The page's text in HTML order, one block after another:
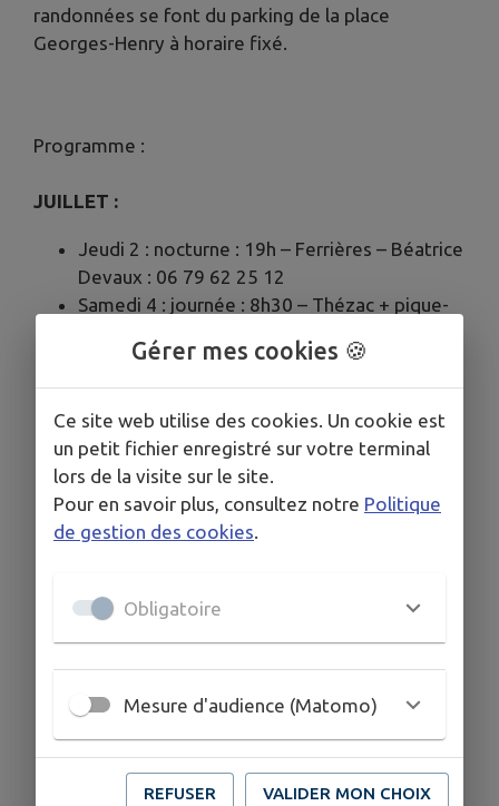
randonnées se font du parking de la place
Georges-Henry à horaire fixé.
Programme :
JUILLET :
Jeudi 2 : nocturne : 19h – Ferrières – Béatrice
Devaux : 06 79 62 25 12
Samedi 4 : journée : 8h30 – Thézac + pique-
Jeudi 9 : nocturne : 19h – Cazes – Philippe
André : 06 86 75 24 10
Vendredi 10 : Rando des Bannières : 9h –
Frayssinet-le-Gélat (11 km) –
Renseignements : 06 33 46 94 58
Samedi 11 : ½ journée : à partir de 8h – Saint-
Matré (Fête des associations) – Informations
(Duravel) – Philippe André : 06 86 75 24 10
Jeudi 23 : nocturne : 19h – Bélaye – Jean-
Marie Coste : 06 88 78 14 47
Dimanche 26 : ½ journée : 8h30 – Marminiac
– Andrée Sudrie : 06 18 97 78 98
Huguette De Keijzer : 06 76 47 41 95
Gérer mes cookies 🍪
Ce site web utilise des cookies. Un cookie est
un petit fichier enregistré sur votre terminal
lors de la visite sur le site.
Pour en savoir plus, consultez notre Politique
de gestion des cookies.
Obligatoire
Mesure d'audience (Matomo)
REFUSER VALIDER MON CHOIX